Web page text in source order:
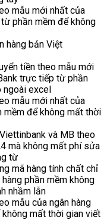
mẫu mới nhất của
phần mềm để không
hàng bản Việt
tiền theo mẫu mới
trực tiếp từ phần
ngoài excel
mẫu mới nhất của
mềm để không mất thời
và MB theo
mà không mất phí sửa
từ
mã hàng tính chất chỉ
phần mềm không
nhầm lẫn
mẫu của ngân hàng
mất thời gian viết